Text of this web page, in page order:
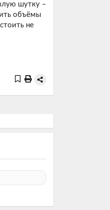
шутку –
объёмы
не